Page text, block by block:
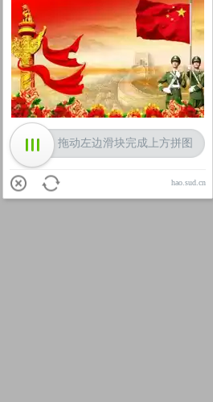
加载中
拖动左边滑块完成上方拼图
hao.sud.cn